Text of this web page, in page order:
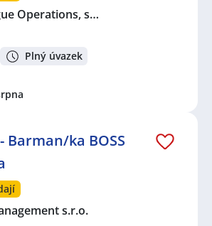
Operations, s…
Plný úvazek
Barman/ka BOSS
s.r.o.